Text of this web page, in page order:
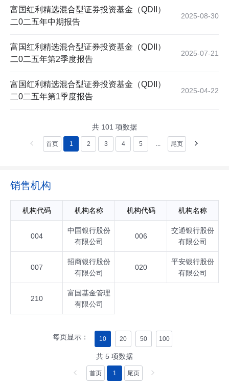
富国红利精选混合型证券投资基金（QDII）
二0二五年中期报告
2025-08-30
富国红利精选混合型证券投资基金（QDII）
二0二五年第2季度报告
2025-07-21
富国红利精选混合型证券投资基金（QDII）
二0二五年第1季度报告
2025-04-22
共 101 项数据
首页 1 2 3 4 5 ... 尾页
销售机构
机构代码 机构名称 机构代码 机构名称
004
中国银行股份
有限公司
006
交通银行股份
有限公司
007
招商银行股份
有限公司
020
平安银行股份
有限公司
210
富国基金管理
有限公司
每页显示： 10 20 50 100
共 5 项数据
首页 1 尾页